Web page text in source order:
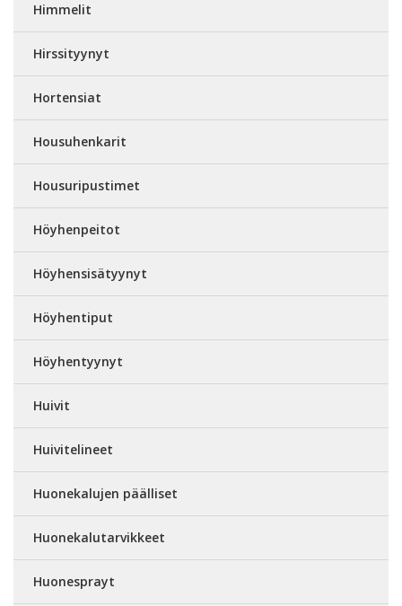
Himmelit
Hirssityynyt
Hortensiat
Housuhenkarit
Housuripustimet
Höyhenpeitot
Höyhensisätyynyt
Höyhentiput
Höyhentyynyt
Huivit
Huivitelineet
Huonekalujen päälliset
Huonekalutarvikkeet
Huonesprayt